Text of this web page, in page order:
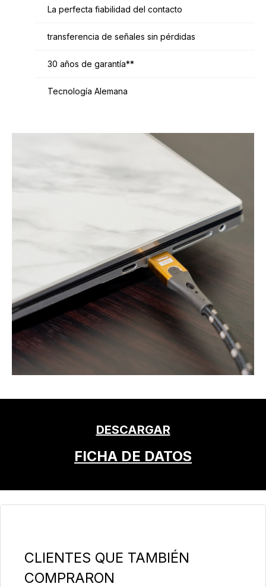
La perfecta fiabilidad del contacto
transferencia de señales sin pérdidas
30 años de garantía**
Tecnología Alemana
DESCARGAR
FICHA DE DATOS
Omitir la galería de productos
CLIENTES QUE TAMBIÉN
COMPRARON